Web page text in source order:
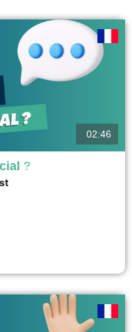
assez paradoxale :
public ou dans le discours
conduire le changement ou
02:46
?